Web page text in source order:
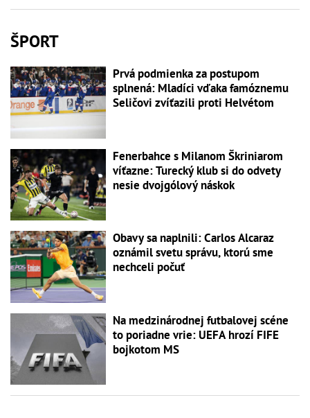
ŠPORT
Prvá podmienka za postupom
splnená: Mladíci vďaka famóznemu
Seličovi zvíťazili proti Helvétom
Fenerbahce s Milanom Škriniarom
víťazne: Turecký klub si do odvety
nesie dvojgólový náskok
Obavy sa naplnili: Carlos Alcaraz
oznámil svetu správu, ktorú sme
nechceli počuť
Na medzinárodnej futbalovej scéne
to poriadne vrie: UEFA hrozí FIFE
bojkotom MS